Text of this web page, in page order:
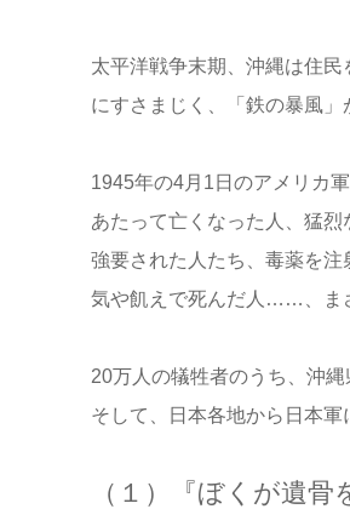
太平洋戦争末期、沖縄は住
にすさまじく、「鉄の暴風」
1945年の4月1日のアメリカ
あたって亡くなった人、猛
強要された人たち、毒薬を
気や飢えで死んだ人……、ま
20万人の犠牲者のうち、沖
そして、日本各地から日本
（１）『ぼくが遺